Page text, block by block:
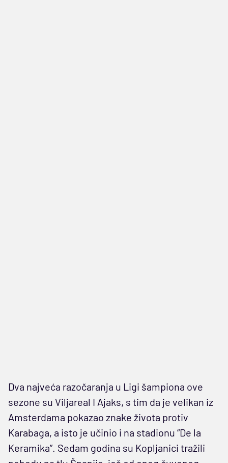
Dva najveća razočaranja u Ligi šampiona ove
sezone su Viljareal I Ajaks, s tim da je velikan iz
Amsterdama pokazao znake života protiv
Karabaga, a isto je učinio i na stadionu “De la
Keramika”. Sedam godina su Kopljanici tražili